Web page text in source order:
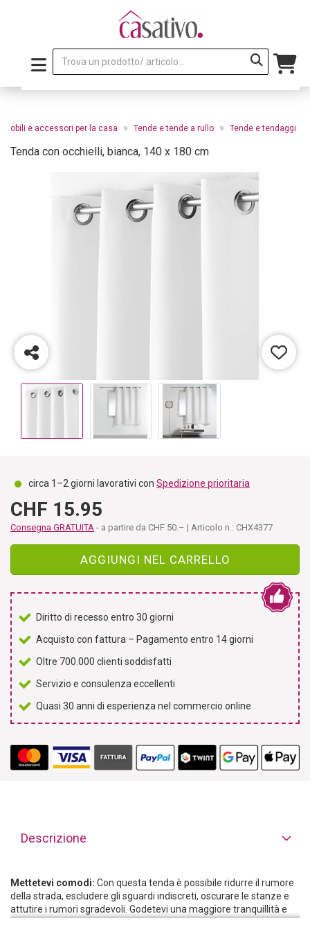
Mobili e accessori per la casa » Tende e tende a rullo » Tende e tendaggi
Tenda con occhielli, bianca, 140 x 180 cm
circa 1–2 giorni lavorativi con Spedizione prioritaria
CHF 15.95
Consegna GRATUITA - a partire da CHF 50.– | Articolo n.: CHX4377
AGGIUNGI NEL CARRELLO
Diritto di recesso entro 30 giorni
Acquisto con fattura – Pagamento entro 14 giorni
Oltre 700.000 clienti soddisfatti
Servizio e consulenza eccellenti
Quasi 30 anni di esperienza nel commercio online
Descrizione
Mettetevi comodi: Con questa tenda è possibile ridurre il rumore
della strada, escludere gli sguardi indiscreti, oscurare le stanze e
attutire i rumori sgradevoli. Godetevi una maggiore tranquillità e